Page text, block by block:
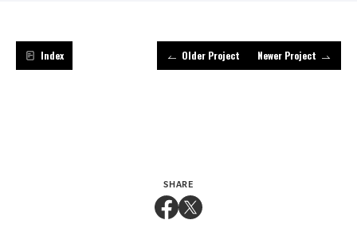
Index Older Project Newer Project
SHARE